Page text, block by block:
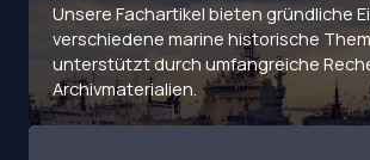
Unsere Fachartikel bieten gründliche
verschiedene marine historische
unterstützt durch umfangreiche
Archivmaterialien.